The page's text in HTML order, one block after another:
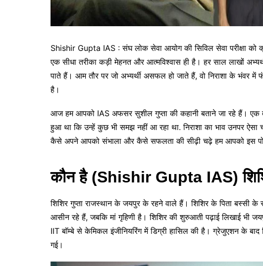
Shishir Gupta IAS : संघ लोक सेवा आयोग की सिविल सेवा परीक्षा
एक सीधा तरीका कड़ी मेहनत और आत्मविश्वास ही है। हर साल लाखों
पाते हैं। आम तौर पर जो अभ्यर्थी असफल हो जाते हैं, वो निराशा के भंवर
है।
आज हम आपको IAS अफसर सुशील गुप्ता की कहानी बताने जा रहे हैं। एक
हुआ था कि उन्हें कुछ भी समझ नहीं आ रहा था. निराशा का भाव उनपर ऐसा
कैसे अपने आपको संभाला और कैसे सफलता की सीढ़ी चढ़े हम आपको इस
कौन है (Shishir Gupta IAS)
शिशिर गुप्ता राजस्थान के जयपुर के रहने वाले हैं। शिशिर के पिता बस्सी के
आसीन रहे हैं, जबकि मां गृहिणी है। शिशिर की शुरुआती पढ़ाई लिखाई भी
IIT बॉम्बे से केमिकल इंजीनियरिंग में डिग्री हासिल की है। ग्रेजुएशन के
गई।